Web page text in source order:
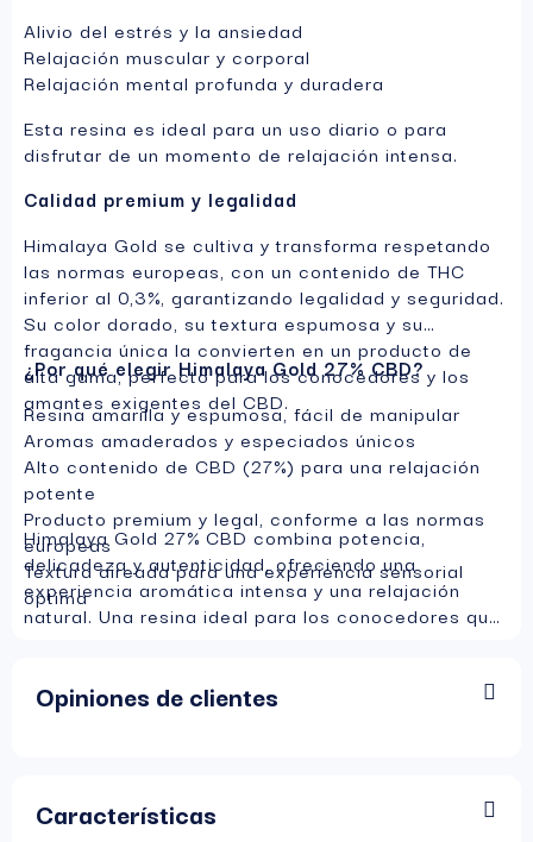
Alivio del estrés y la ansiedad
Relajación muscular y corporal
Relajación mental profunda y duradera
Esta resina es ideal para un uso diario o para
disfrutar de un momento de relajación intensa.
Calidad premium y legalidad
Himalaya Gold se cultiva y transforma respetando
las normas europeas, con un contenido de THC
inferior al 0,3%, garantizando legalidad y seguridad.
Su color dorado, su textura espumosa y su
fragancia única la convierten en un producto de
alta gama, perfecto para los conocedores y los
amantes exigentes del CBD.
¿Por qué elegir Himalaya Gold 27% CBD?
Resina amarilla y espumosa, fácil de manipular
Aromas amaderados y especiados únicos
Alto contenido de CBD (27%) para una relajación
potente
Producto premium y legal, conforme a las normas
europeas
Textura aireada para una experiencia sensorial
óptima
Himalaya Gold 27% CBD combina potencia,
delicadeza y autenticidad, ofreciendo una
experiencia aromática intensa y una relajación
natural. Una resina ideal para los conocedores que
Opiniones de clientes
Características